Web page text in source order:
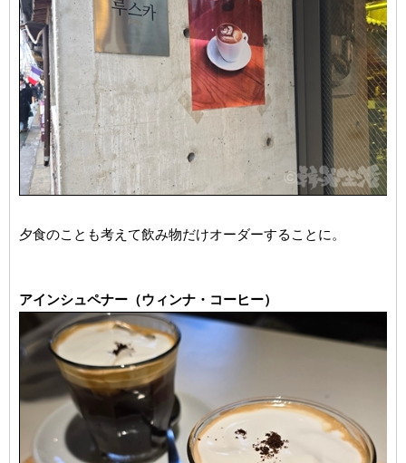
夕食のことも考えて飲み物だけオーダーすることに。
アインシュペナー（ウィンナ・コーヒー）